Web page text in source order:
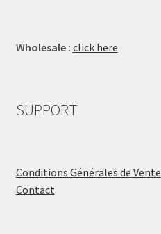
Wholesale : click here
SUPPORT
Conditions Générales de Vente
Contact